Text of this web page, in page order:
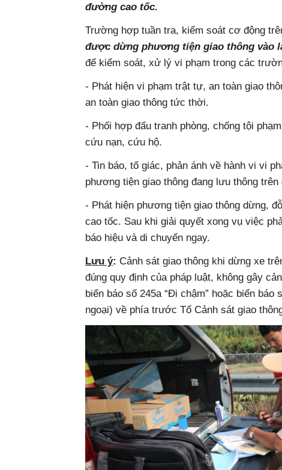
đường cao tốc.
Trường hợp tuần tra, kiểm soát cơ động
được dừng phương tiện giao thông vào
để kiểm soát, xử lý vi phạm trong các
- Phát hiện vi phạm trật tự, an toàn giao
an toàn giao thông tức thời.
- Phối hợp đấu tranh phòng, chống tội
cứu nạn, cứu hộ.
- Tin báo, tố giác, phản ánh về hành vi vi
phương tiện giao thông đang lưu thông
- Phát hiện phương tiện giao thông dừng,
cao tốc. Sau khi giải quyết xong vụ việc
báo hiệu và di chuyển ngay.
Lưu ý: Cảnh sát giao thông khi dừng xe
đúng quy định của pháp luật, không gây
biển báo số 245a “Đi chậm” hoặc biển
ngoại) về phía trước Tổ Cảnh sát giao